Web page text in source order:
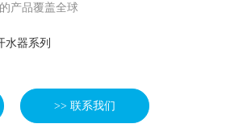
产品覆盖全球
水器系列
>> 联系我们